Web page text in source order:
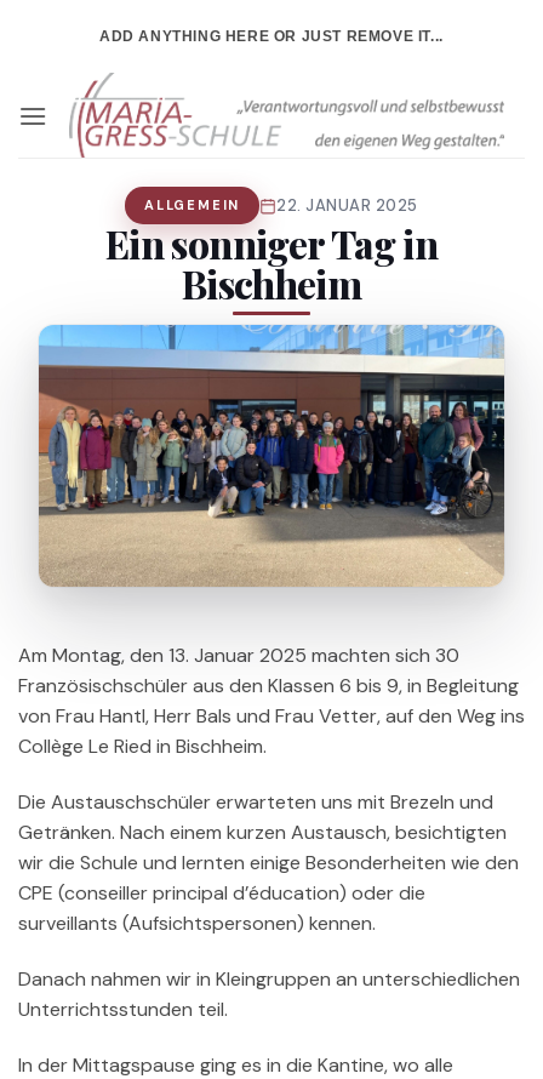
ADD ANYTHING HERE OR JUST REMOVE IT...
ALLGEMEIN 22. JANUAR 2025
Ein sonniger Tag in
Bischheim
Am Montag, den 13. Januar 2025 machten sich 30
Französischschüler aus den Klassen 6 bis 9, in Begleitung
von Frau Hantl, Herr Bals und Frau Vetter, auf den Weg ins
Collège Le Ried in Bischheim.
Die Austauschschüler erwarteten uns mit Brezeln und
Getränken. Nach einem kurzen Austausch, besichtigten
wir die Schule und lernten einige Besonderheiten wie den
CPE (conseiller principal d’éducation) oder die
surveillants (Aufsichtspersonen) kennen.
Danach nahmen wir in Kleingruppen an unterschiedlichen
Unterrichtsstunden teil.
In der Mittagspause ging es in die Kantine, wo alle